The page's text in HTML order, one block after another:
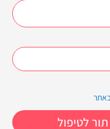
לטיפול